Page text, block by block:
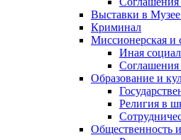
Выставки в
Криминал
Миссионерская и
Иная
Соглашения
Образование и
Религия в